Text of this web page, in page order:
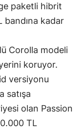
Tekirdağ
Tokat
Trabzon
Tunceli
Şanlıurfa
Uşak
Van
paketli hibrit
bandına kadar
Corolla modeli
koruyor.
versiyonu
satışa
olan Passion
TL